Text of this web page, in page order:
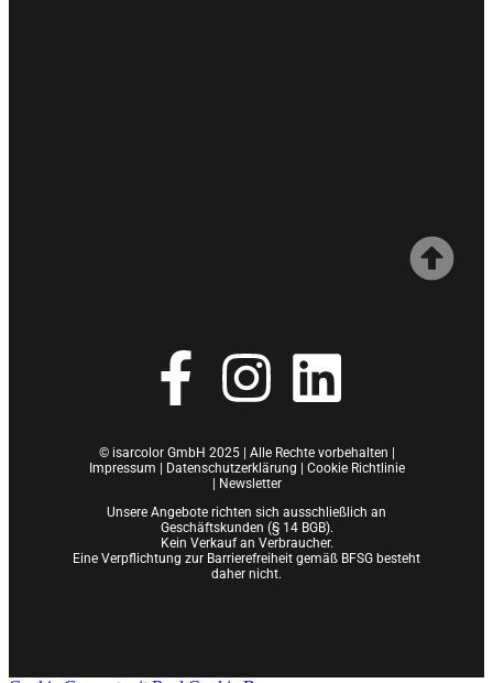
© isarcolor GmbH 2025 | Alle Rechte vorbehalten |
Impressum | Datenschutzerklärung | Cookie Richtlinie
| Newsletter
Unsere Angebote richten sich ausschließlich an
Geschäftskunden (§ 14 BGB).
Kein Verkauf an Verbraucher.
Eine Verpflichtung zur Barrierefreiheit gemäß BFSG besteht
daher nicht.